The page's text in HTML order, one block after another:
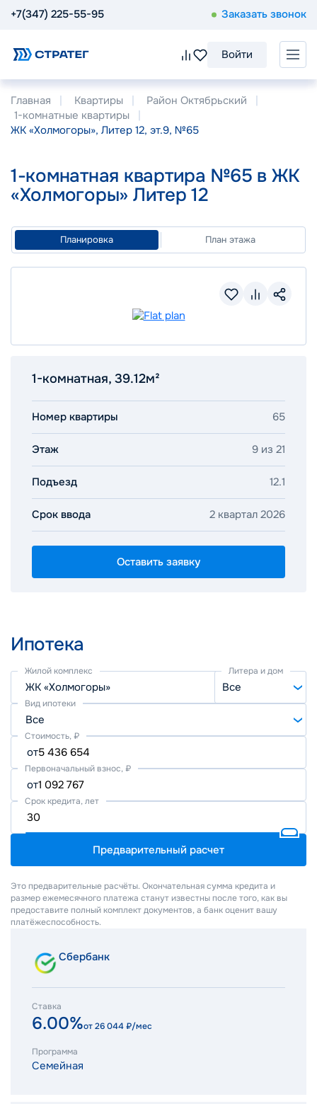
+7(347) 225-55-95 Заказать звонок
Войти
Главная Квартиры
Район Октябрьский
1-комнатные квартиры
ЖК «Холмогоры», Литер 12, эт.9, №65
1-комнатная квартира №65 в ЖК
«Холмогоры» Литер 12
Планировка План этажа
1-комнатная, 39.12м²
Номер квартиры 65
Этаж 9 из 21
Подъезд 12.1
Срок ввода 2 квартал 2026
Оставить заявку
Ипотека
Жилой комплекс
ЖК «Холмогоры»
Литера и дом
Все
Вид ипотеки
Все
Стоимость, ₽
от
Первоначальный взнос, ₽
от
Срок кредита, лет
Предварительный расчет
Это предварительные расчёты. Окончательная сумма кредита и
размер ежемесячного платежа станут известны после того, как вы
предоставите полный комплект документов, а банк оценит вашу
платёжеспособность.
Сбербанк
Ставка
6.00%от26 044₽/мес
Программа
Семейная